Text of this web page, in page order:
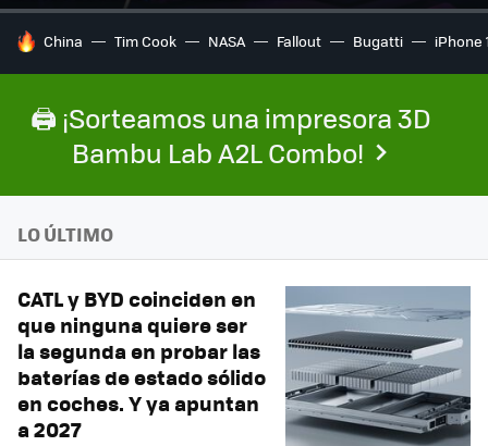
HOY SE HABLA DE
China Tim Cook NASA Fallout Bugatti iPhone
🖨️ ¡Sorteamos una impresora 3D
Bambu Lab A2L Combo!
LO ÚLTIMO
CATL y BYD coinciden en
que ninguna quiere ser
la segunda en probar las
baterías de estado sólido
en coches. Y ya apuntan
a 2027